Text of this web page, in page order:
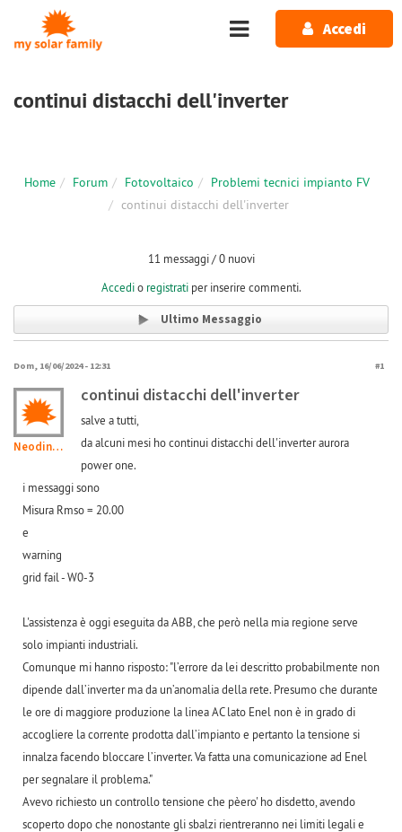
Salta al contenuto principale
Accedi
continui distacchi dell'inverter
Home Forum Fotovoltaico
Problemi tecnici impianto FV
continui distacchi dell'inverter
11 messaggi / 0 nuovi
Accedio registratiper inserire commenti.
Ultimo Messaggio
Dom, 16/06/2024 - 12:31 #1
Neodinox
continui distacchi dell'inverter
salve a tutti,
da alcuni mesi ho continui distacchi dell'inverter aurora
power one.
i messaggi sono
Misura Rmso = 20.00
e
warning
grid fail - W0-3
L'assistenza è oggi eseguita da ABB, che però nella mia regione serve
solo impianti industriali.
Comunque mi hanno risposto: "l’errore da lei descritto probabilmente non
dipende dall’inverter ma da un’anomalia della rete. Presumo che durante
le ore di maggiore produzione la linea AC lato Enel non è in grado di
accogliere la corrente prodotta dall’impianto e pertanto la tensione si
innalza facendo bloccare l’inverter. Va fatta una comunicazione ad Enel
per segnalare il problema."
Avevo richiesto un controllo tensione che pèero' ho disdetto, avendo
scoperto dopo che nonostante gli sbalzi rientreranno nei limiti legali e